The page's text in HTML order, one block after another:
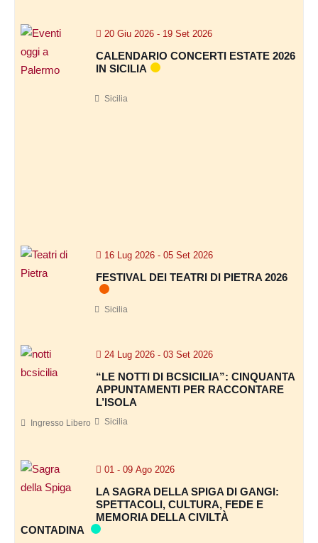
20 Giu 2026 - 19 Set 2026
CALENDARIO CONCERTI ESTATE 2026
IN SICILIA
Sicilia
I
16 Lug 2026 - 05 Set 2026
FESTIVAL DEI TEATRI DI PIETRA 2026
Sicilia
24 Lug 2026 - 03 Set 2026
“LE NOTTI DI BCSICILIA”: CINQUANTA
APPUNTAMENTI PER RACCONTARE
L’ISOLA
Sicilia
Ingresso Libero
01 - 09 Ago 2026
LA SAGRA DELLA SPIGA DI GANGI:
SPETTACOLI, CULTURA, FEDE E
MEMORIA DELLA CIVILTÀ
CONTADINA